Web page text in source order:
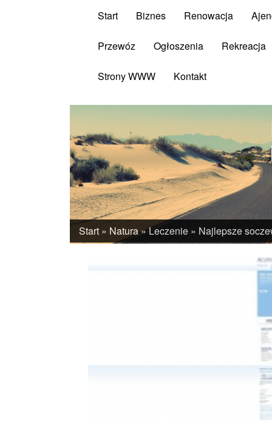
Start Biznes Renowacja
Przewóz Ogłoszenia Rekreacja
Strony WWW Kontakt
Start » Natura»Leczenie » Najlepsze